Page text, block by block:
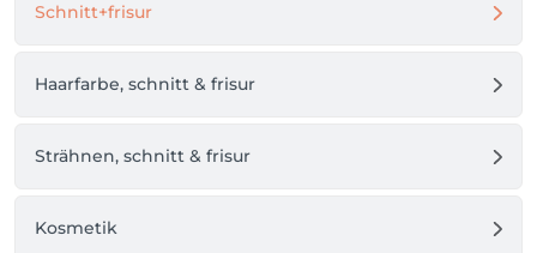
Schnitt+frisur
Haarfarbe, schnitt & frisur
Strähnen, schnitt & frisur
Kosmetik